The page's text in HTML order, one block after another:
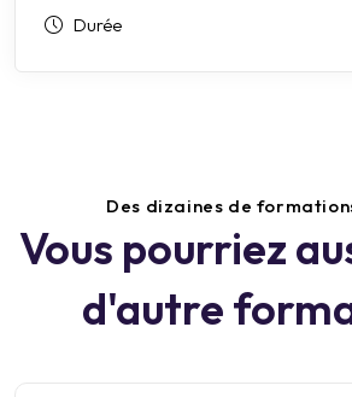
Durée
Des dizaines de
Vous pourriez
d'autre